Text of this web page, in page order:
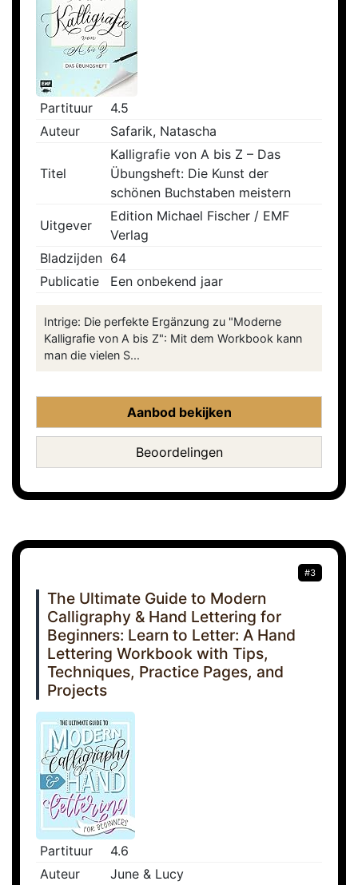
Partituur
4.5
Auteur
Safarik, Natascha
Titel
Kalligrafie von A bis Z – Das
Übungsheft: Die Kunst der
schönen Buchstaben meistern
Uitgever
Edition Michael Fischer / EMF
Verlag
Bladzijden 64
Publicatie
Een onbekend jaar
Intrige: Die perfekte Ergänzung zu "Moderne
Kalligrafie von A bis Z": Mit dem Workbook kann
man die vielen S...
Aanbod bekijken
Beoordelingen
#3
The Ultimate Guide to Modern
Calligraphy & Hand Lettering for
Beginners: Learn to Letter: A Hand
Lettering Workbook with Tips,
Techniques, Practice Pages, and
Projects
Partituur
4.6
Auteur
June & Lucy